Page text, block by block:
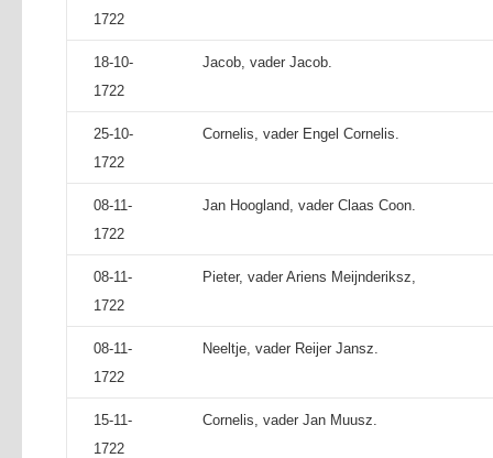
1722
18-10-
1722
Jacob, vader Jacob.
25-10-
1722
Cornelis, vader Engel Cornelis.
08-11-
1722
Jan Hoogland, vader Claas Coon.
08-11-
1722
Pieter, vader Ariens Meijnderiksz,
08-11-
1722
Neeltje, vader Reijer Jansz.
15-11-
1722
Cornelis, vader Jan Muusz.